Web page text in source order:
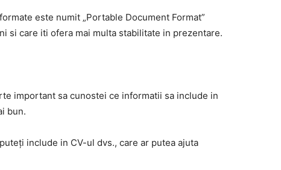
este numit „Portable Document Format”
si care iti ofera mai multa stabilitate in prezentare.
important sa cunostei ce informatii sa include in
bun.
include in CV-ul dvs., care ar putea ajuta